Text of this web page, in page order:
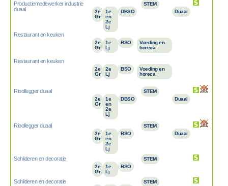
Productiemedewerker industrie
duaal
2e
Gr
1e
en
2e
Lj
DBSO
STEM
Duaal
Restaurant en keuken
2e
Gr
1e
Lj
BSO
Voeding en
horeca
Restaurant en keuken
2e
Gr
2e
Lj
BSO
Voeding en
horeca
Rioollegger duaal
2e
Gr
1e
en
2e
Lj
DBSO
STEM
Duaal
Rioollegger duaal
2e
Gr
1e
en
2e
Lj
BSO
STEM
Duaal
Schilderen en decoratie
2e
Gr
1e
Lj
BSO
STEM
Schilderen en decoratie STEM